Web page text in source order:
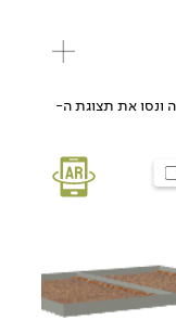
ונסו את תצוגת ה-